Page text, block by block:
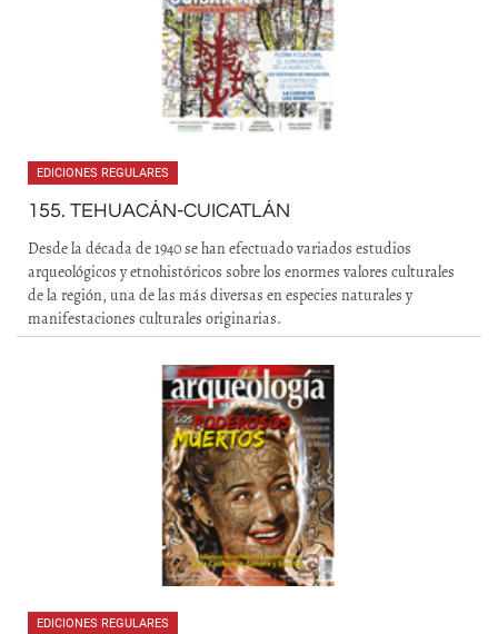
EDICIONES REGULARES
155. TEHUACÁN-CUICATLÁN
Desde la década de 1940 se han efectuado variados estudios
arqueológicos y etnohistóricos sobre los enormes valores culturales
de la región, una de las más diversas en especies naturales y
manifestaciones culturales originarias.
EDICIONES REGULARES